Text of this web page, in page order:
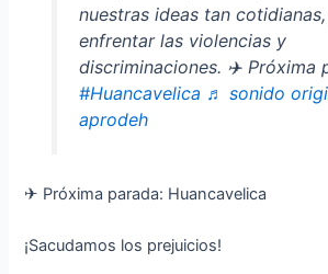
nuestras ideas tan
enfrentar las violencias y
discriminaciones. ✈️ Próxima
#Huancavelica ♬ sonido
aprodeh
✈ Próxima parada: Huancavelica
¡Sacudamos los prejuicios!